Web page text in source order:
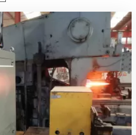
подходит для соединения
пайки. Эти методы
и снижают тепловые искажения, что
применения там, где необходимы
и сварочный аппарат:
компонентов и разъемов
воздуха, сантехника, сборка